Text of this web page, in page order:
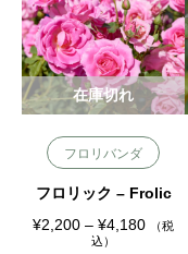
フロリバンダ
フロリック – Frolic
¥2,200 – ¥4,180価（税
込）
在庫切れ